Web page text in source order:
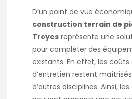
D’un point de vue
construction terrain de
Troyes représente une
pour compléter des
existants. En effet, les
d’entretien restent
d’autres disciplines. Ainsi,